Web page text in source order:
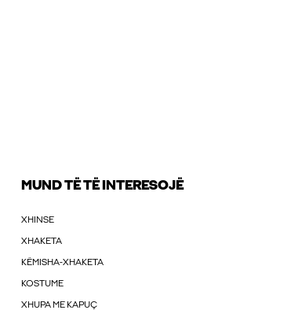
MUND TË TË INTERESOJË
XHINSE
XHAKETA
KËMISHA-XHAKETA
KOSTUME
XHUPA ME KAPUÇ